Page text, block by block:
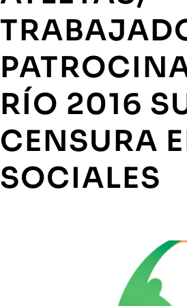
RÍO 2016
CENSURA
SOCIALES